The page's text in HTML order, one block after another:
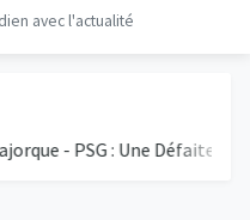
avec l'actualité
- PSG : Une Défaite Surprise